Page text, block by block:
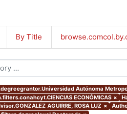
By Title
Autónoma
ECONÓMICAS ×
AGUIRRE, ROSA LUZ ×